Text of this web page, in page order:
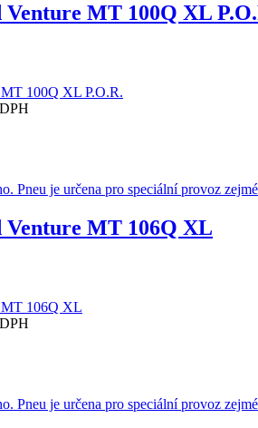
MT 100Q XL
Pneu je určena pro speciální provoz
MT 106Q XL
Pneu je určena pro speciální provoz